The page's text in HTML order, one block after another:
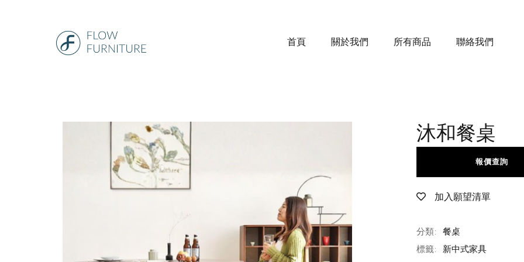
首頁 關於我們 所有商品 聯絡我們
沐和餐桌
加入願望清單
報價查詢
分類: 餐桌
標籤: 新中式家具